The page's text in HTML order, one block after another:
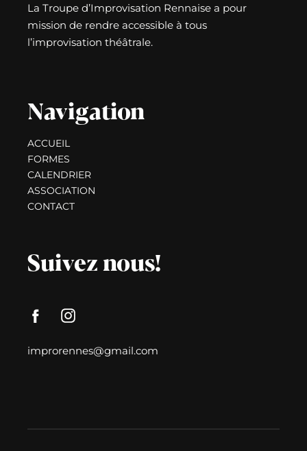
La Troupe d’Improvisation Rennaise a pour
mission de rendre accessible à tous
l’improvisation théâtrale.
Navigation
ACCUEIL
FORMES
CALENDRIER
ASSOCIATION
CONTACT
Suivez nous!
improrennes@gmail.com